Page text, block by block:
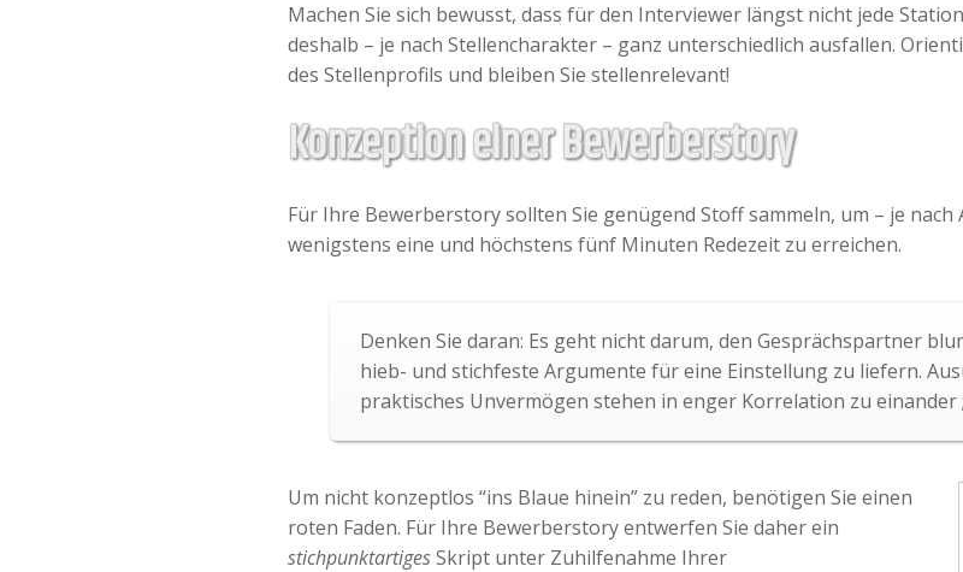
Machen Sie sich bewusst, dass für den Interviewer längst nicht jede
deshalb – je nach Stellencharakter – ganz unterschiedlich ausfallen.
des Stellenprofils und bleiben Sie stellenrelevant!
Konzeption einer Bewerberstory
Für Ihre Bewerberstory sollten Sie genügend Stoff sammeln, um – je
wenigstens eine und höchstens fünf Minuten Redezeit zu erreichen.
Denken Sie daran: Es geht nicht darum, den Gesprächspartner
hieb- und stichfeste Argumente für eine Einstellung zu liefern.
praktisches Unvermögen stehen in enger Korrelation zu einander
Um nicht konzeptlos “ins Blaue hinein” zu reden, benötigen Sie einen
roten Faden. Für Ihre Bewerberstory entwerfen Sie daher ein
stichpunktartigesSkript unter Zuhilfenahme Ihrer